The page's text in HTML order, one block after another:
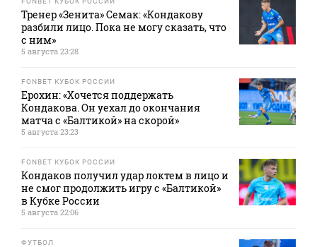
Тренер «Зенита» Семак: «Кондакову
разбили лицо. Пока не могу сказать, что
с ним»
5 августа 23:28
FONBET КУБОК РОССИИ
Ерохин: «Хочется поддержать
Кондакова. Он уехал до окончания
матча с «Балтикой» на скорой»
5 августа 23:23
FONBET КУБОК РОССИИ
Кондаков получил удар локтем в лицо и
не смог продолжить игру с «Балтикой»
в Кубке России
5 августа 22:06
ФУТБОЛ